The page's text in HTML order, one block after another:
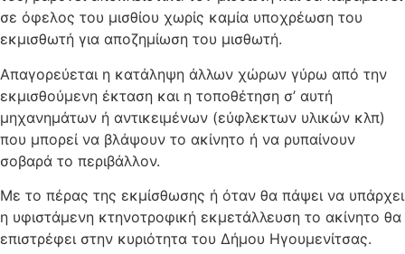
σε όφελος του μισθίου χωρίς καμία υποχρέωση του
εκμισθωτή για αποζημίωση του μισθωτή.
Απαγορεύεται η κατάληψη άλλων χώρων γύρω από την
εκμισθούμενη έκταση και η τοποθέτηση σ’ αυτή
μηχανημάτων ή αντικειμένων (εύφλεκτων υλικών κλπ)
που μπορεί να βλάψουν το ακίνητο ή να ρυπαίνουν
σοβαρά το περιβάλλον.
Με το πέρας της εκμίσθωσης ή όταν θα πάψει να υπάρχει
η υφιστάμενη κτηνοτροφική εκμετάλλευση το ακίνητο θα
επιστρέφει στην κυριότητα του Δήμου Ηγουμενίτσας.